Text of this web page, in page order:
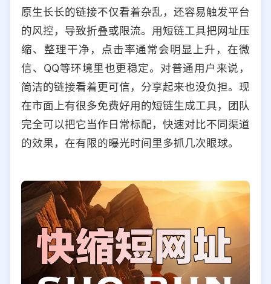
原生长长的链接不仅看着杂乱，还容易触发平台
的风控，导致折叠或限流。用短链工具把网址压
缩、整理干净，点击率通常会明显上升，在微
信、QQ等环境里也更稳定。对普通用户来说，
简洁的链接看着更可信，分享起来也没负担。现
在市面上有很多免费好用的短链生成工具，团队
完全可以把它当作日常标配，快速对比不同渠道
的效果，在有限的曝光时间里多抓几次眼球。